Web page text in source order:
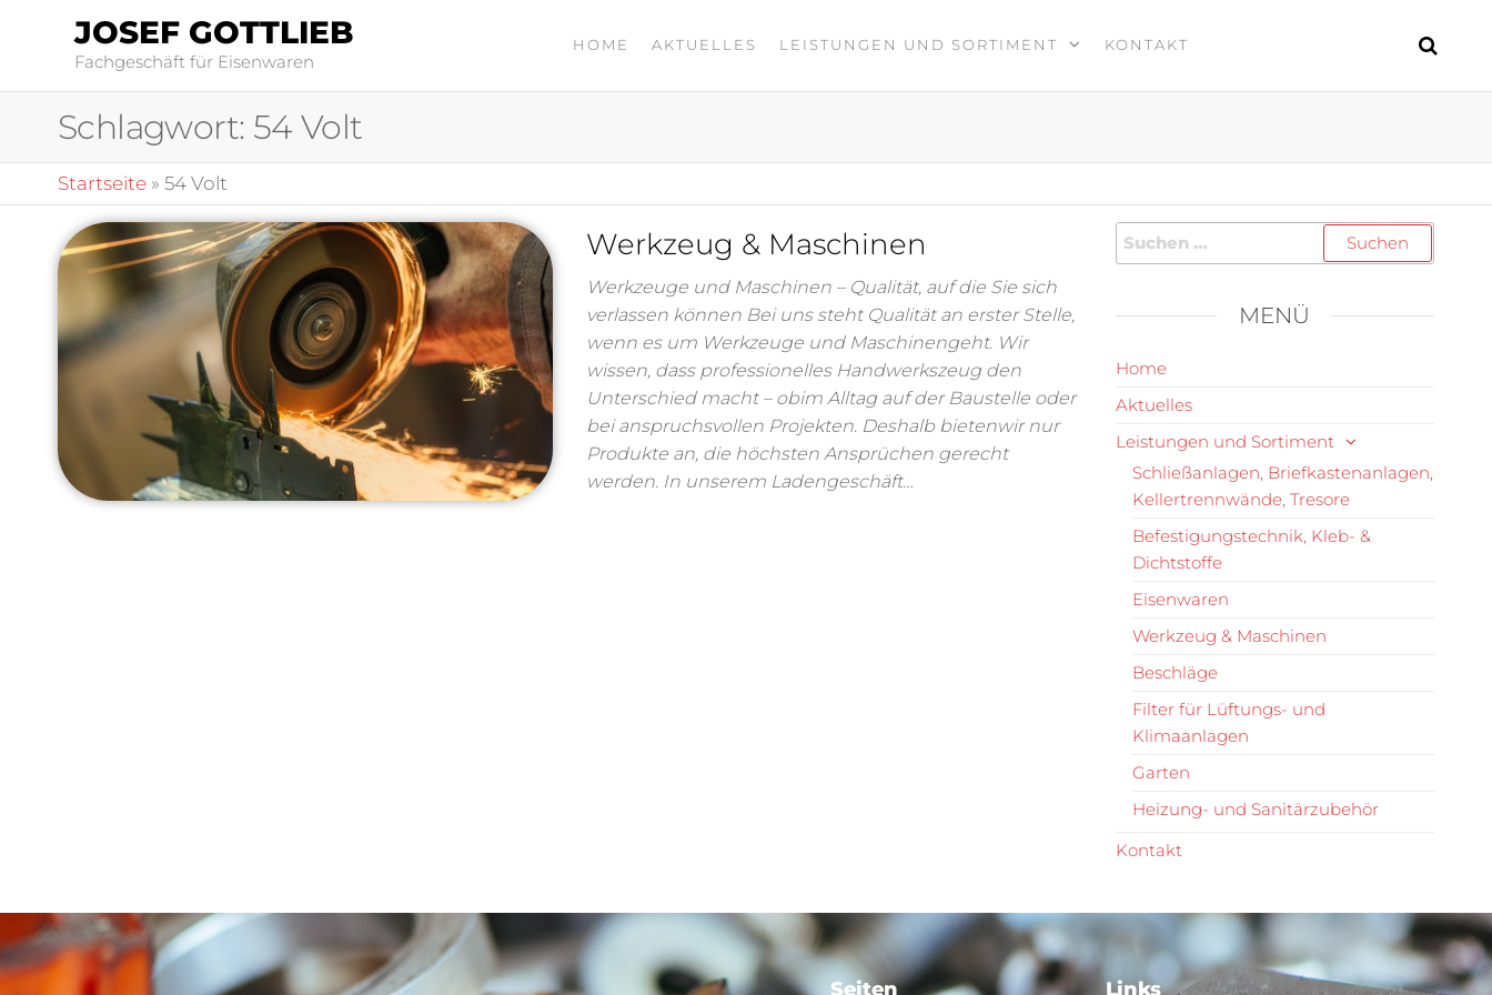
JOSEF GOTTLIEB
Fachgeschäft für Eisenwaren
HOME AKTUELLES LEISTUNGEN UND SORTIMENT KONTAKT
Schlagwort: 54 Volt
Startseite » 54 Volt
Werkzeug & Maschinen
Werkzeuge und Maschinen – Qualität, auf die Sie sich
verlassen können Bei uns steht Qualität an erster Stelle,
wenn es um Werkzeuge und Maschinengeht. Wir
wissen, dass professionelles Handwerkszeug den
Unterschied macht – obim Alltag auf der Baustelle oder
bei anspruchsvollen Projekten. Deshalb bietenwir nur
Produkte an, die höchsten Ansprüchen gerecht
werden. In unserem Ladengeschäft…
MENÜ
Home
Aktuelles
Leistungen und Sortiment
Schließanlagen, Briefkastenanlagen,
Kellertrennwände, Tresore
Befestigungstechnik, Kleb- &
Dichtstoffe
Eisenwaren
Werkzeug & Maschinen
Beschläge
Filter für Lüftungs- und
Klimaanlagen
Garten
Heizung- und Sanitärzubehör
Kontakt
Seiten Links